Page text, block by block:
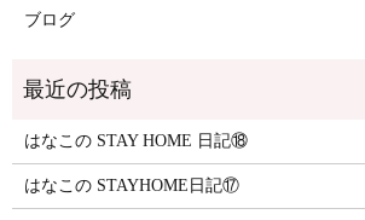
ブログ
はなこの STAY HOME 日記⑱
はなこの STAYHOME日記⑰